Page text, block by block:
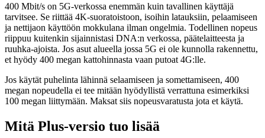
400 Mbit/s on 5G-verkossa enemmän kuin tavallinen käyttäjä
tarvitsee. Se riittää 4K-suoratoistoon, isoihin latauksiin, pelaamiseen
ja nettijaon käyttöön mokkulana ilman ongelmia. Todellinen nopeus
riippuu kuitenkin sijainnistasi DNA:n verkossa, päätelaitteesta ja
ruuhka-ajoista. Jos asut alueella jossa 5G ei ole kunnolla rakennettu,
et hyödy 400 megan kattohinnasta vaan putoat 4G:lle.
Jos käytät puhelinta lähinnä selaamiseen ja somettamiseen, 400
megan nopeudella ei tee mitään hyödyllistä verrattuna esimerkiksi
100 megan liittymään. Maksat siis nopeusvaratusta jota et käytä.
Mitä Plus-versio tuo lisää